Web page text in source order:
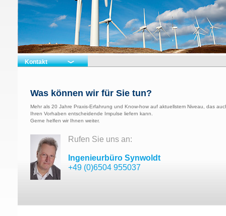
Kontakt
Was können wir für Sie tun?
Mehr als 20 Jahre Praxis-Erfahrung und Know-how auf aktuellstem Niveau, das
Ihren Vorhaben entscheidende Impulse liefern kann.
Gerne helfen wir Ihnen weiter.
Rufen Sie uns an:
Ingenieurbüro Synwoldt
+49 (0)6504 955037